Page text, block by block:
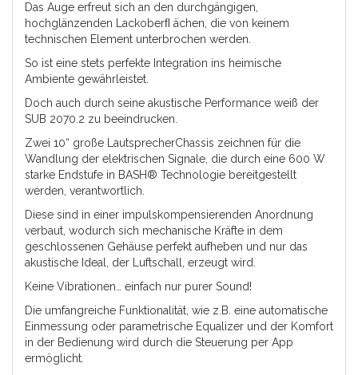
Das Auge erfreut sich an den durchgängigen,
hochglänzenden Lackoberﬂ ächen, die von keinem
technischen Element unterbrochen werden.
So ist eine stets perfekte Integration ins heimische
Ambiente gewährleistet.
Doch auch durch seine akustische Performance weiß der
SUB 2070.2 zu beeindrucken.
Zwei 10“ große LautsprecherChassis zeichnen für die
Wandlung der elektrischen Signale, die durch eine 600 W
starke Endstufe in BASH® Technologie bereitgestellt
werden, verantwortlich.
Diese sind in einer impulskompensierenden Anordnung
verbaut, wodurch sich mechanische Kräfte in dem
geschlossenen Gehäuse perfekt aufheben und nur das
akustische Ideal, der Luftschall, erzeugt wird.
Keine Vibrationen… einfach nur purer Sound!
Die umfangreiche Funktionalität, wie z.B. eine automatische
Einmessung oder parametrische Equalizer und der Komfort
in der Bedienung wird durch die Steuerung per App
ermöglicht.